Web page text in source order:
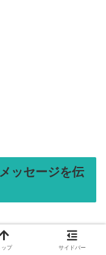
ッセージを伝
ップ サイドバー